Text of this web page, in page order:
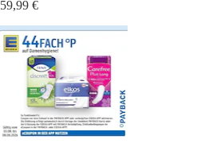
59,99 €